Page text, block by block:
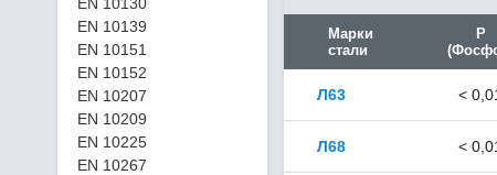
EN 10139
EN 10151
EN 10152
EN 10207
EN 10209
EN 10225
EN 10267
Марки
стали
P
Л63 <
Л68 <